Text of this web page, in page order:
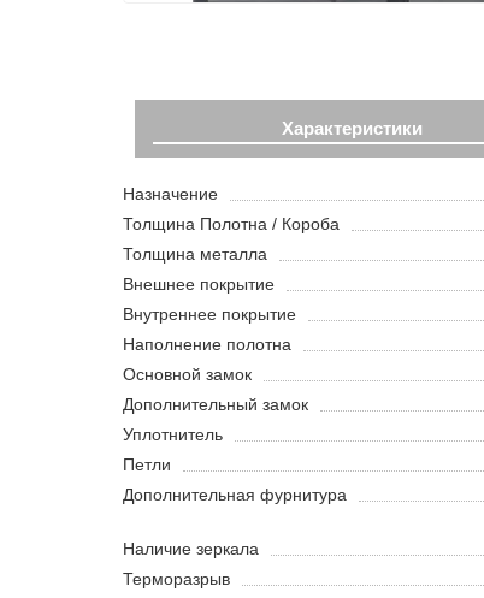
Характеристики
Назначение
Толщина Полотна / Короба
Толщина металла
Внешнее покрытие
Внутреннее покрытие
Наполнение полотна
Основной замок
Дополнительный замок
Уплотнитель
Петли
Дополнительная фурнитура
Наличие зеркала
Терморазрыв